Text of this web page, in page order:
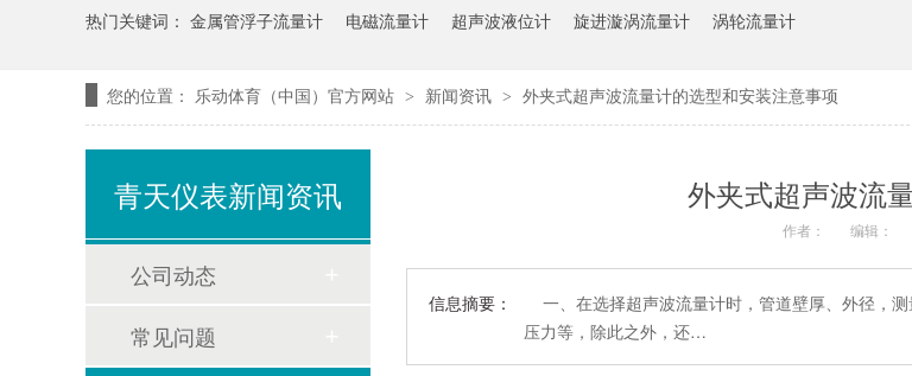
热门关键词： 金属管浮子流量计 电磁流量计 超声波液位计 旋进漩涡流量计 涡轮流量计
您的位置： 乐动体育（中国）官方网站 > 新闻资讯 > 外夹式超声波流量计的选型和安装注意事项
外夹式超声波流
作者： 编辑：
信息摘要：
一、在选择超声波流量计时，管道壁厚、外径，
压力等，除此之外，还…
青天仪表新闻资讯
公司动态
常见问题